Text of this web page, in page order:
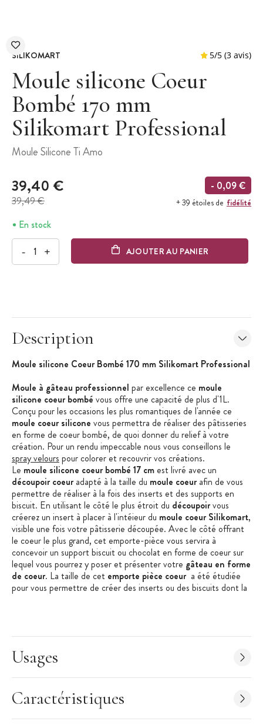
SILIKOMART
Moule silicone Coeur
Bombé 170 mm
Silikomart Professional
Moule Silicone Ti Amo
39,40 €
39,49 €
- 0,09 €
+ 39 étoiles de fidélité
En stock
- + AJOUTER AU PANIER
Description
Moule silicone Coeur Bombé 170 mm Silikomart Professional
Moule à gâteau professionnel par excellence ce moule
silicone coeur bombé vous offre une capacité de plus d'1L.
Conçu pour les occasions les plus romantiques de l'année ce
moule coeur silicone vous permettra de réaliser des pâtisseries
en forme de coeur bombé, de quoi donner du relief à votre
création. Pour un rendu impeccable nous vous conseillons le
spray velours pour colorer et recouvrir vos créations.
Le moule silicone coeur bombé 17 cm est livré avec un
découpoir coeuradapté à la taille du moule coeurafin de vous
permettre de réaliser à la fois des inserts et des supports en
biscuit. En utilisant le côté le plus étroit du découpoirvous
créerez un insert à placer à l'intéieur du moule coeur Silikomart,
visible une fois votre pâtisserie découpée. Avec le côté offrant
le coeur le plus grand, cet emporte-pièce vous servira à
concevoir un support biscuit ou chocolat en forme de coeur sur
lequel vous pourrez y poser et présenter votre gâteau en forme
de coeur. La taille de cet emporte pièce coeur a été étudiée
pour vous permettre de créer des inserts ou des biscuits dont la
Conçu dans unsilicone de qualité professionnelle(100%
vous permet de réaliser des pâtisseries nécessitant cuisson
tout comme des desserts glacés puisque les
SilikoMart Professionalpassent aussi bien au four qu'au
congélateur (-60°C à +230°C).
Usages
Caractéristiques